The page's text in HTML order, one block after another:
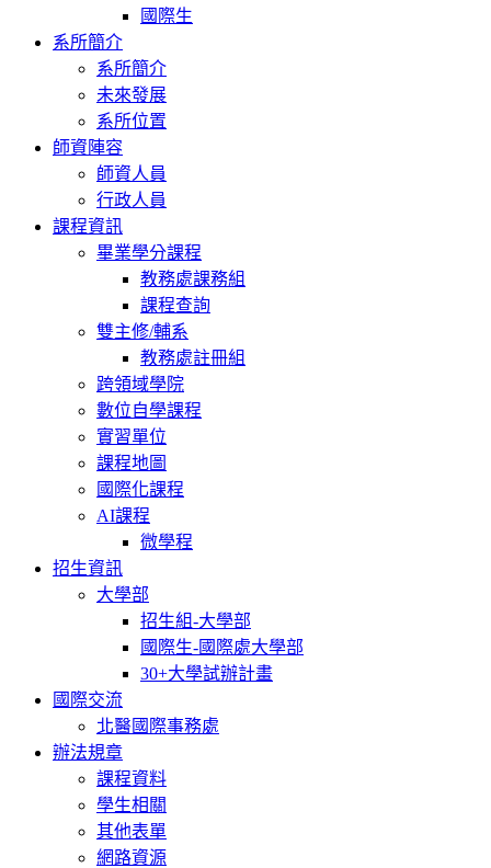
國際生
系所簡介
系所簡介
未來發展
系所位置
師資陣容
師資人員
行政人員
課程資訊
畢業學分課程
教務處課務組
課程查詢
雙主修/輔系
教務處註冊組
跨領域學院
數位自學課程
實習單位
課程地圖
國際化課程
AI課程
微學程
招生資訊
大學部
招生組-大學部
國際生-國際處大學部
30+大學試辦計畫
國際交流
北醫國際事務處
辦法規章
課程資料
學生相關
其他表單
網路資源